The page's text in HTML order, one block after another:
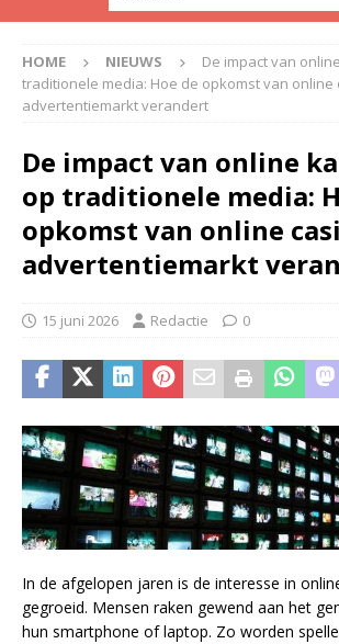
HOME NIEUWS
De impact van
traditionele media: Hoe de opkomst van online
advertentiemarkt verandert
De impact van online
op traditionele media:
opkomst van online
advertentiemarkt
15 juni 2026 Redactie 0
In de afgelopen jaren is de interesse in
gegroeid. Mensen raken gewend aan het
hun smartphone of laptop. Zo worden